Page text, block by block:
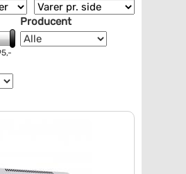
Producent